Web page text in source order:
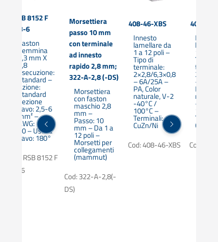
RSB 8152 F
6,3-6
Faston
Femmina
6,3 mm X
0,8
Esecuzione:
Standard –
Azione:
Standard
Sezione
cavo: 2,5-6
mm² –
AWG: 14-
10 – Uscita
cavo: 180°
Cod: RSB 8152 F
6,3-6
Morsettiera
passo 10 mm
con terminale
ad innesto
rapido 2,8 mm;
322-A-2,8 (-DS)
Morsettiera
con faston
maschio 2,8
mm –
Passo: 10
mm – Da 1 a
12 poli –
Morsetti per
collegamenti
(mammut)
Cod: 322-A-2,8(-
DS)
408-46-XBS
Innesto
lamellare da
1 a 12 poli –
Tipo di
terminale:
2×2,8/6,3×0,8
– 6A/25A –
PA, Color
naturale, V-2
-40°C /
100°C –
Terminali:
CuZn/Ni
Cod: 408-46-XBS
401-PA-
Innesto
1 a 12
Tipo di
2×2,8/
– 6A/
PA,
-40°C /
100°C
CuZn/
Cod: